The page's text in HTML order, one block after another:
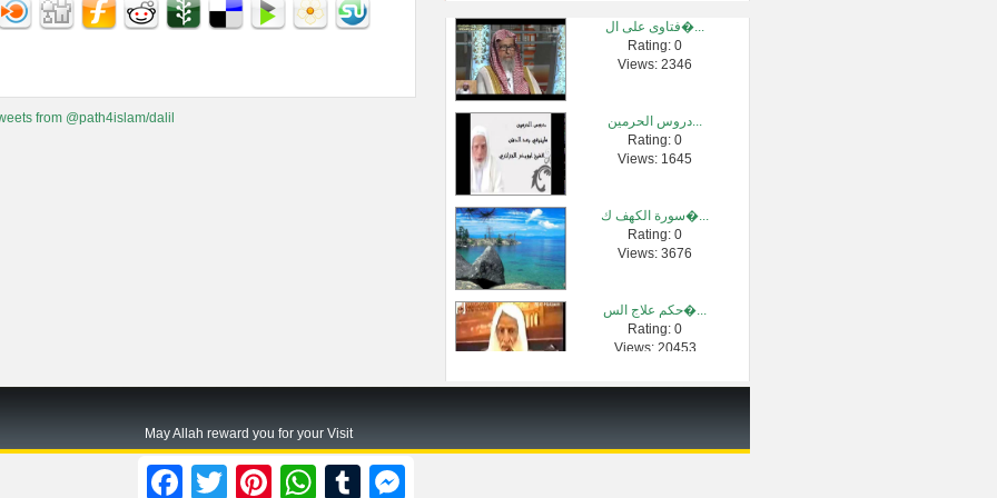
from @path4islam/dalil
الألباني "حك�...
Rating: 0
طارق السويدا...
Rating: 0
سورة الحديد -...
Rating: 0
فتوى الشيخ أ�...
Rating: 0
فتاوى على ال�...
Rating: 0
Views: 2346
دروس الحرمين...
Rating: 0
Views: 1645
سورة الكهف ك�...
Rating: 0
Views: 3676
حكم علاج الس�...
Rating: 0
Views: 20453
May Allah reward you for your Visit
FacebookTwitter Pinterest WhatsAppTumblr